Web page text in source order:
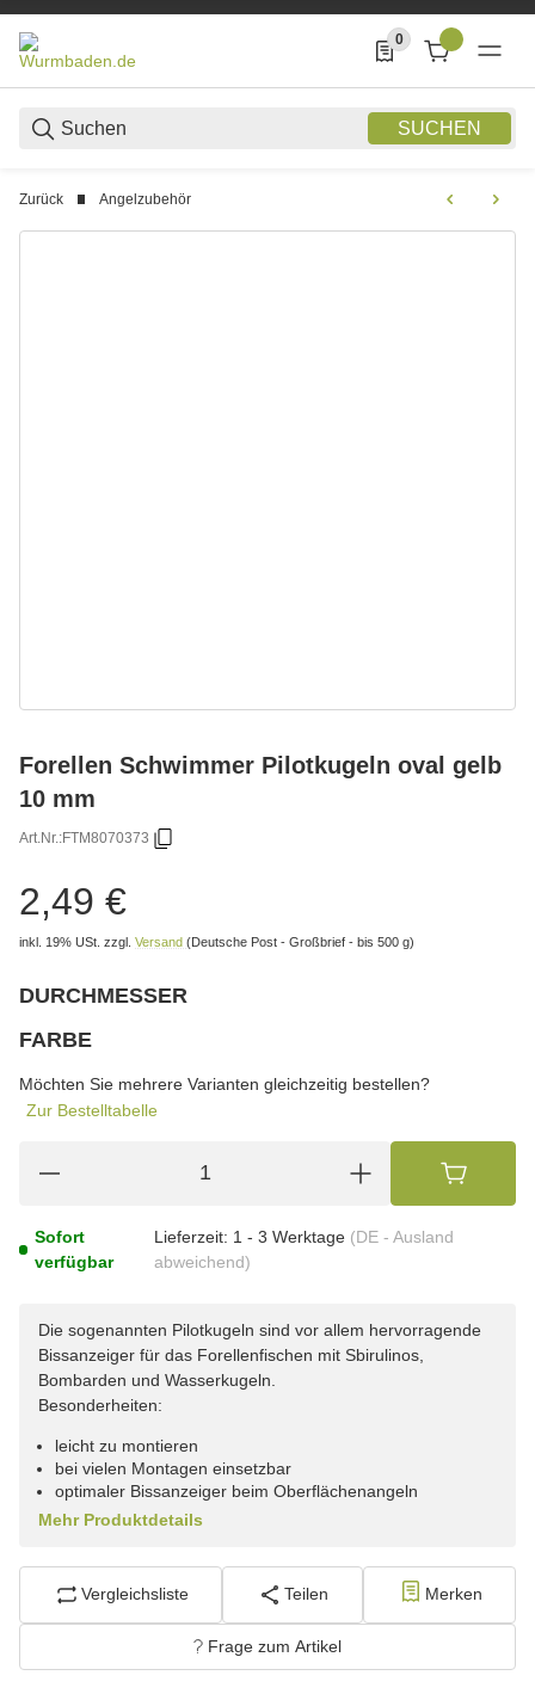
SUCHEN
0
0 Produkte in der
Zurück Angelzubehör
Forellen Schwimmer Pilotkugeln oval gelb
10 mm
Art.Nr.:FTM8070373
2,49 €
inkl. 19% USt. zzgl. Versand (Deutsche Post - Großbrief - bis 500 g)
DURCHMESSER
FARBE
Möchten Sie mehrere Varianten gleichzeitig bestellen?
Zur Bestelltabelle
Sofort
verfügbar
Lieferzeit: 1 - 3 Werktage (DE - Ausland
abweichend)
Die sogenannten Pilotkugeln sind vor allem hervorragende
Bissanzeiger für das Forellenfischen mit Sbirulinos,
Bombarden und Wasserkugeln.
Besonderheiten:
leicht zu montieren
bei vielen Montagen einsetzbar
optimaler Bissanzeiger beim Oberflächenangeln
Mehr Produktdetails
Vergleichsliste Teilen Merken
Frage zum Artikel